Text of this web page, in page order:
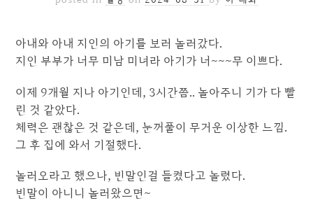
아내와 아내 지인의 아기를 보러 놀러갔다.
지인 부부가 너무 미남 미녀라 아기가 너~~~무 이쁘다.
이제 9개월 지나 아기인데, 3시간쯤.. 놀아주니 기가 다 빨
린 것 같았다.
체력은 괜찮은 것 같은데, 눈꺼풀이 무거운 이상한 느낌.
그 후 집에 와서 기절했다.
놀러오라고 했으나, 빈말인걸 들켰다고 놀렸다.
빈말이 아니니 놀러왔으면~